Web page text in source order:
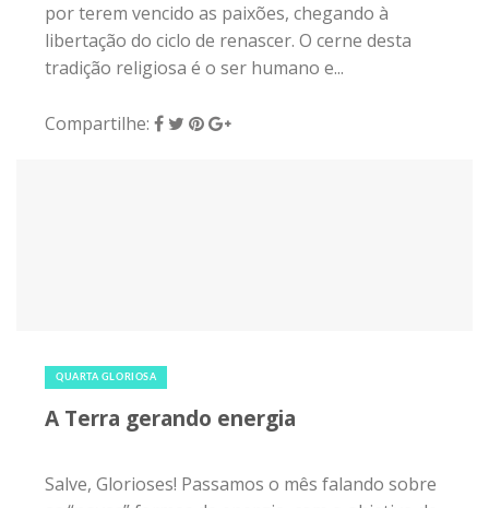
por terem vencido as paixões, chegando à
libertação do ciclo de renascer. O cerne desta
tradição religiosa é o ser humano e...
Compartilhe:
QUARTA GLORIOSA
A Terra gerando energia
Salve, Glorioses! Passamos o mês falando sobre